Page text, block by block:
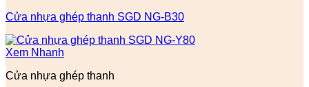
Cửa nhựa ghép thanh SGD NG-B30
Xem Nhanh
Cửa nhựa ghép thanh